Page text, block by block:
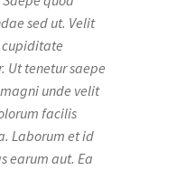
sed ut. Velit
Ut tenetur saepe
unde velit
facilis
Laborum et id
earum aut. Ea